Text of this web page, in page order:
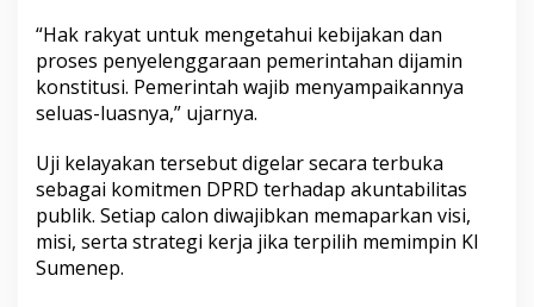
n
e
t
a
u
D
i
j
“Hak rakyat untuk mengetahui kebijakan dan
proses penyelenggaraan pemerintahan dijamin
konstitusi. Pemerintah wajib menyampaikannya
seluas-luasnya,” ujarnya.
Uji kelayakan tersebut digelar secara terbuka
sebagai komitmen DPRD terhadap akuntabilitas
publik. Setiap calon diwajibkan memaparkan visi,
misi, serta strategi kerja jika terpilih memimpin KI
Sumenep.